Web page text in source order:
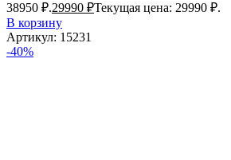
38950 ₽.29990 ₽Текущая цена: 29990 ₽.
В корзину
Артикул: 15231
-40%